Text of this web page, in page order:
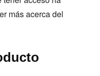
más acerca del